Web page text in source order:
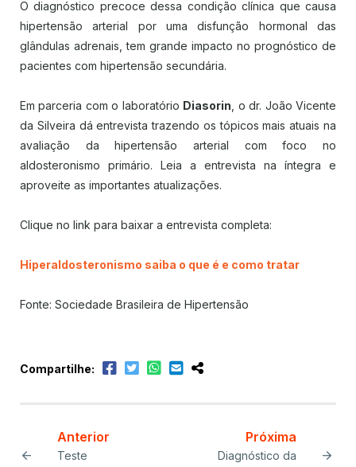
O diagnóstico precoce dessa condição clínica que causa
hipertensão arterial por uma disfunção hormonal das
glândulas adrenais, tem grande impacto no prognóstico de
pacientes com hipertensão secundária.
Em parceria com o laboratório Diasorin, o dr. João Vicente
da Silveira dá entrevista trazendo os tópicos mais atuais na
avaliação da hipertensão arterial com foco no
aldosteronismo primário. Leia a entrevista na íntegra e
aproveite as importantes atualizações.
Clique no link para baixar a entrevista completa:
Hiperaldosteronismo saiba o que é e como tratar
Fonte: Sociedade Brasileira de Hipertensão
Compartilhe:
arrow_back
Anterior
Teste
Próxima
Diagnóstico da
arrow_forward